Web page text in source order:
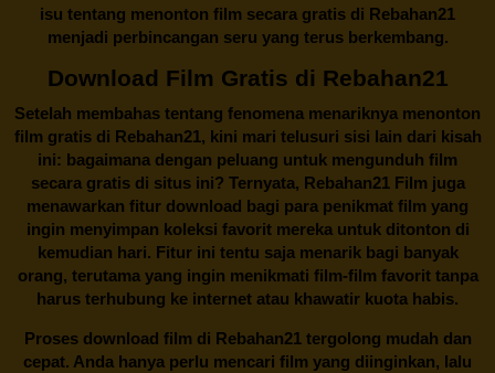
isu tentang menonton film secara gratis di Rebahan21
menjadi perbincangan seru yang terus berkembang.
Download Film Gratis di Rebahan21
Setelah membahas tentang fenomena menariknya menonton
film gratis di Rebahan21, kini mari telusuri sisi lain dari kisah
ini: bagaimana dengan peluang untuk mengunduh film
secara gratis di situs ini? Ternyata, Rebahan21 Film juga
menawarkan fitur download bagi para penikmat film yang
ingin menyimpan koleksi favorit mereka untuk ditonton di
kemudian hari. Fitur ini tentu saja menarik bagi banyak
orang, terutama yang ingin menikmati film-film favorit tanpa
harus terhubung ke internet atau khawatir kuota habis.
Proses download film di Rebahan21tergolong mudah dan
cepat. Anda hanya perlu mencari film yang diinginkan, lalu